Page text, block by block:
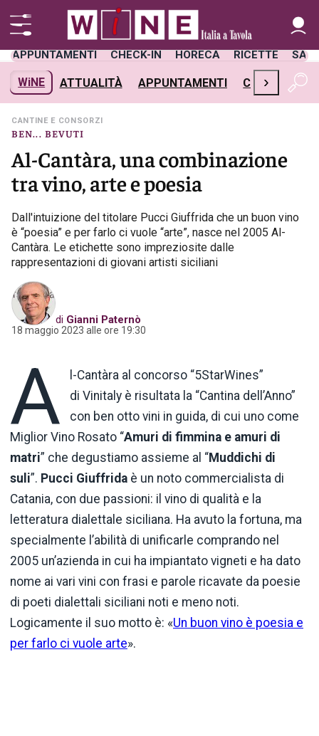
APPUNTAMENTI CHECK-IN HORECA RICETTE
WiNE ATTUALITÀ APPUNTAMENTI CHECK-IN
›
BEN... BEVUTI
CANTINE E CONSORZI
Al-Cantàra, una combinazione
tra vino, arte e poesia
Dall'intuizione del titolare Pucci Giuffrida che un buon vino
è “poesia” e per farlo ci vuole “arte”, nasce nel 2005 Al-
Cantàra. Le etichette sono impreziosite dalle
rappresentazioni di giovani artisti siciliani
di Gianni Paternò
18 maggio 2023 alle ore 19:30
A
l-Cantàra al concorso “5StarWines”
di Vinitaly è risultata la “Cantina dell’Anno”
con ben otto vini in guida, di cui uno come
Miglior Vino Rosato “Amuri di fimmina e amuri di
matri” che degustiamo assieme al “Muddichi di
suli”. Pucci Giuffrida è un noto commercialista di
Catania, con due passioni: il vino di qualità e la
letteratura dialettale siciliana. Ha avuto la fortuna, ma
specialmente l’abilità di unificarle comprando nel
2005 un’azienda in cui ha impiantato vigneti e ha dato
nome ai vari vini con frasi e parole ricavate da poesie
di poeti dialettali siciliani noti e meno noti.
Logicamente il suo motto è: «Un buon vino è poesia e
per farlo ci vuole arte».